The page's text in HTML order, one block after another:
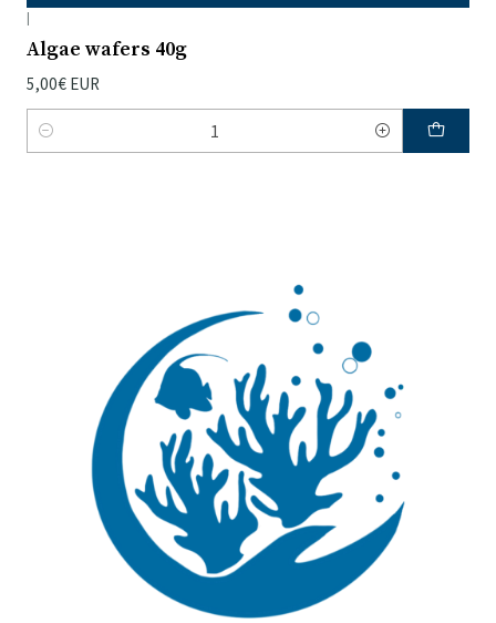
|
Algae wafers 40g
5,00€ EUR
Quantidade